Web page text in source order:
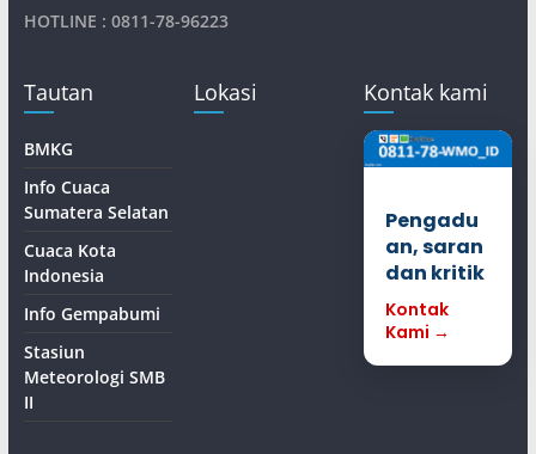
HOTLINE : 0811-78-96223
Tautan
BMKG
Info Cuaca
Sumatera Selatan
Cuaca Kota
Indonesia
Info Gempabumi
Stasiun
Meteorologi SMB
II
Lokasi Kontak kami
Pengadu
an, saran
dan kritik
Kontak
Kami →